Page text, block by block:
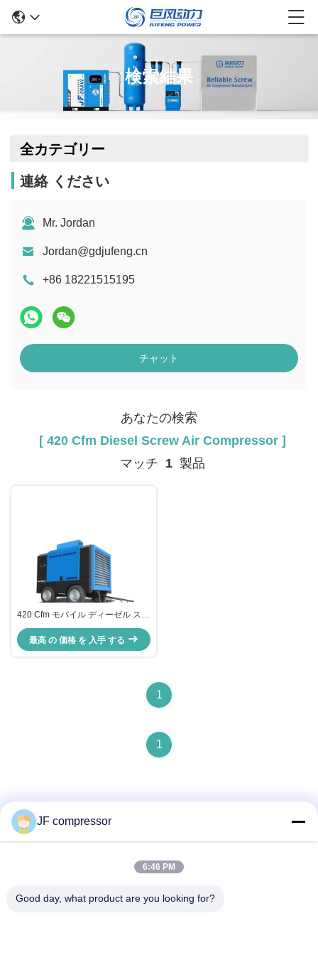
検索結果
全カテゴリー
連絡 ください
Mr. Jordan
Jordan@gdjufeng.cn
+86 18221515195
チャット
あなたの検索
[ 420 Cfm Diesel Screw Air Compressor ]
マッチ 1 製品
420 Cfm モバイル ディーゼル スク
ロール 空気圧縮機 10 - 12 バー 作
業圧
最高 の 価格 を 入手 する
1
1
アドレス
JF compressor
6:46 PM
Good day, what product are you looking for?